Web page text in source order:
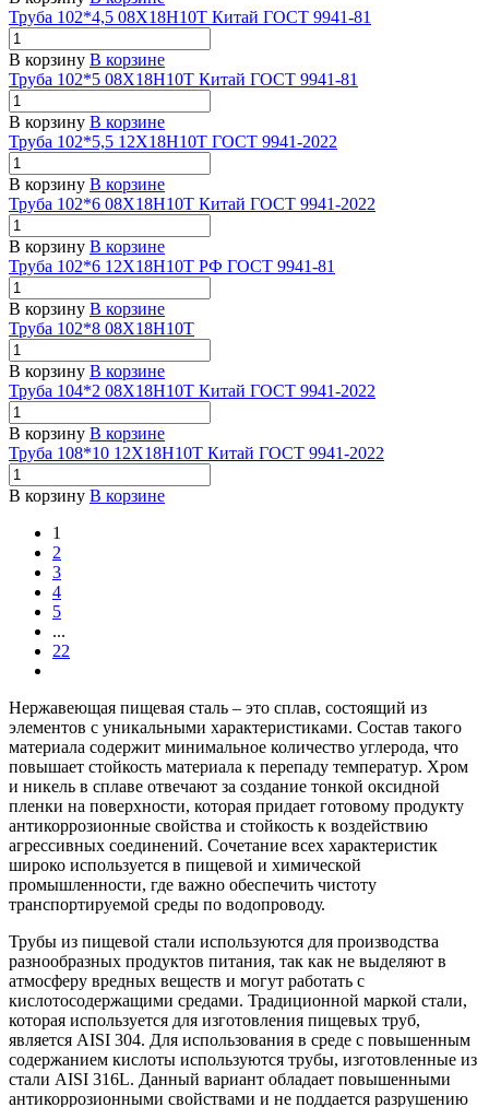
Труба 102*4,5 08Х18Н10Т Китай ГОСТ 9941-81
В корзину В корзине
Труба 102*5 08Х18Н10Т Китай ГОСТ 9941-81
В корзину В корзине
Труба 102*5,5 12Х18Н10Т ГОСТ 9941-2022
В корзину В корзине
Труба 102*6 08Х18Н10Т Китай ГОСТ 9941-2022
В корзину В корзине
Труба 102*6 12Х18Н10Т РФ ГОСТ 9941-81
В корзину В корзине
Труба 102*8 08Х18Н10Т
В корзину В корзине
Труба 104*2 08Х18Н10Т Китай ГОСТ 9941-2022
В корзину В корзине
Труба 108*10 12Х18Н10Т Китай ГОСТ 9941-2022
В корзину В корзине
1
2
3
4
5
...
22
Нержавеющая пищевая сталь – это сплав, состоящий из
элементов с уникальными характеристиками. Состав такого
материала содержит минимальное количество углерода, что
повышает стойкость материала к перепаду температур. Хром
и никель в сплаве отвечают за создание тонкой оксидной
пленки на поверхности, которая придает готовому продукту
антикоррозионные свойства и стойкость к воздействию
агрессивных соединений. Сочетание всех характеристик
широко используется в пищевой и химической
промышленности, где важно обеспечить чистоту
транспортируемой среды по водопроводу.
Трубы из пищевой стали используются для производства
разнообразных продуктов питания, так как не выделяют в
атмосферу вредных веществ и могут работать с
кислотосодержащими средами. Традиционной маркой стали,
которая используется для изготовления пищевых труб,
является AISI 304. Для использования в среде с повышенным
содержанием кислоты используются трубы, изготовленные из
стали AISI 316L. Данный вариант обладает повышенными
антикоррозионными свойствами и не поддается разрушению